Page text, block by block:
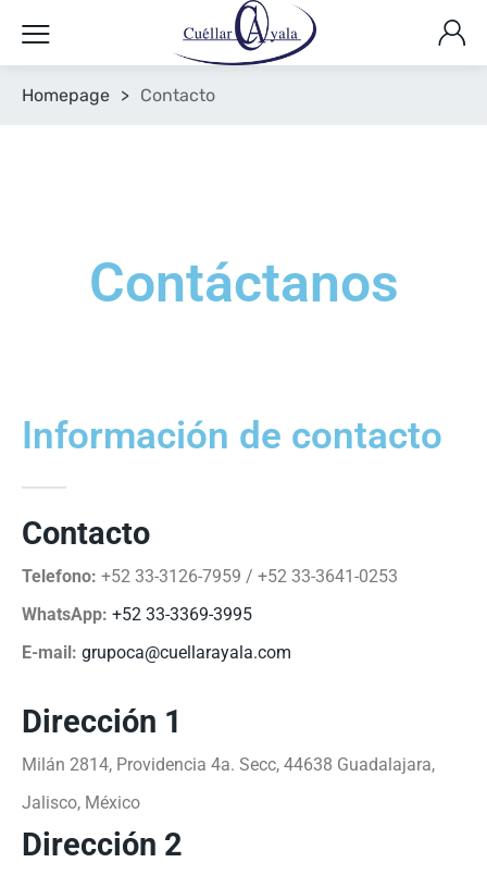
Homepage > Contacto
Contáctanos
Información de contacto
Contacto
Telefono: +52 33-3126-7959 / +52 33-3641-0253
WhatsApp: +52 33-3369-3995
E-mail: grupoca@cuellarayala.com
Dirección 1
Milán 2814, Providencia 4a. Secc, 44638 Guadalajara,
Jalisco, México
Dirección 2